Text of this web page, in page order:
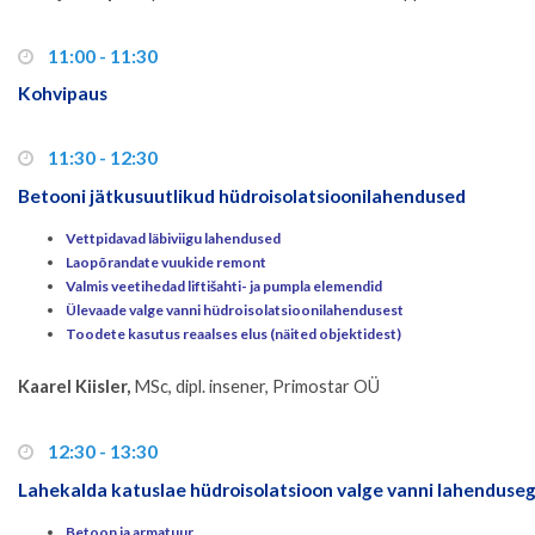
11:00 - 11:30
Kohvipaus
11:30 - 12:30
Betooni jätkusuutlikud hüdroisolatsioonilahendused
Vettpidavad läbiviigu lahendused
Laopõrandate vuukide remont
Valmis veetihedad liftišahti- ja pumpla elemendid
Ülevaade valge vanni hüdroisolatsioonilahendusest
Toodete kasutus reaalses elus (näited objektidest)
Kaarel Kiisler, MSc, dipl. insener, Primostar OÜ
12:30 - 13:30
Lahekalda katuslae hüdroisolatsioon valge vanni